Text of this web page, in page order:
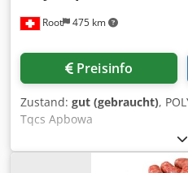
FCA 160 Clipper ist eine
Effizienz und Langlebigkeit im
Root 475 km
Preisinfo
Zustand: gut (gebraucht),
Tqcs Apbowa